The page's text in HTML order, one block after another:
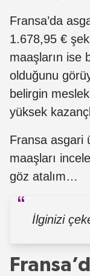
Fransa’da
1.678,95 €
maaşların ise
olduğunu
belirgin meslek
yüksek
Fransa asgari
maaşları
göz atalım…
İlginizi